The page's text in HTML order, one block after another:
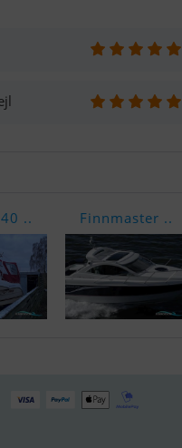
.. Finnmaster ..